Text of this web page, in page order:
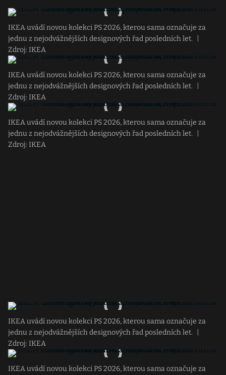
IKEA uvádí novou kolekci PS 2026, kterou sama označuje za
jednu z nejodvážnějších designových řad posledních let.
Zdroj: IKEA
IKEA uvádí novou kolekci PS 2026, kterou sama označuje za
jednu z nejodvážnějších designových řad posledních let.
Zdroj: IKEA
IKEA uvádí novou kolekci PS 2026, kterou sama označuje za
jednu z nejodvážnějších designových řad posledních let.
Zdroj: IKEA
IKEA uvádí novou kolekci PS 2026, kterou sama označuje za
jednu z nejodvážnějších designových řad posledních let.
Zdroj: IKEA
IKEA uvádí novou kolekci PS 2026, kterou sama označuje za